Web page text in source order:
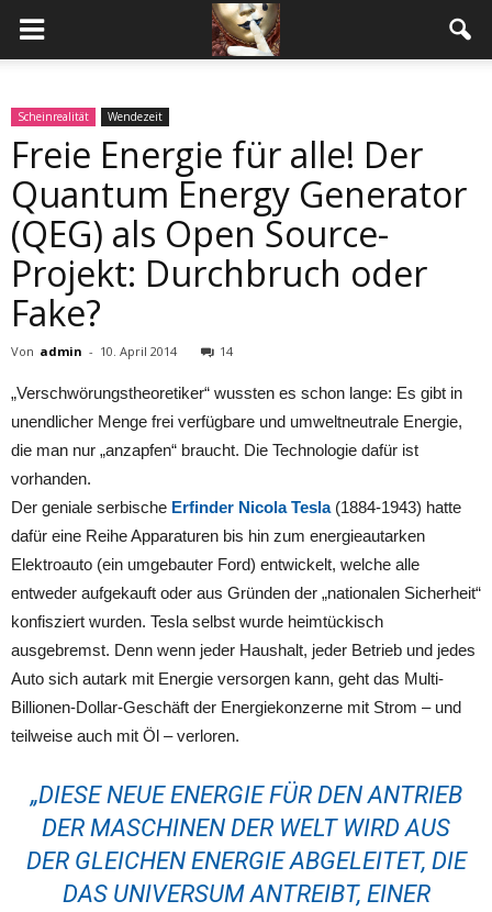
Scheinrealität Wendezeit
Freie Energie für alle! Der
Quantum Energy Generator
(QEG) als Open Source-
Projekt: Durchbruch oder
Fake?
Von admin - 10. April 2014 14
„Verschwörungstheoretiker“ wussten es schon lange: Es gibt in
unendlicher Menge frei verfügbare und umweltneutrale Energie,
die man nur „anzapfen“ braucht. Die Technologie dafür ist
vorhanden.
Der geniale serbische Erfinder Nicola Tesla(1884-1943) hatte
dafür eine Reihe Apparaturen bis hin zum energieautarken
Elektroauto (ein umgebauter Ford) entwickelt, welche alle
entweder aufgekauft oder aus Gründen der „nationalen Sicherheit“
konfisziert wurden. Tesla selbst wurde heimtückisch
ausgebremst. Denn wenn jeder Haushalt, jeder Betrieb und jedes
Auto sich autark mit Energie versorgen kann, geht das Multi-
Billionen-Dollar-Geschäft der Energiekonzerne mit Strom – und
teilweise auch mit Öl – verloren.
„DIESE NEUE ENERGIE FÜR DEN ANTRIEB
DER MASCHINEN DER WELT WIRD AUS
DER GLEICHEN ENERGIE ABGELEITET, DIE
DAS UNIVERSUM ANTREIBT, EINER